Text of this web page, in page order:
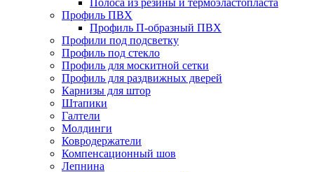
Полоса из резины и термоэластопласта
Профиль ПВХ
Профиль П-образный ПВХ
Профили под подсветку
Профиль под стекло
Профиль для москитной сетки
Профиль для раздвижных дверей
Карнизы для штор
Штапики
Галтели
Молдинги
Ковродержатели
Компенсационный шов
Лепнина